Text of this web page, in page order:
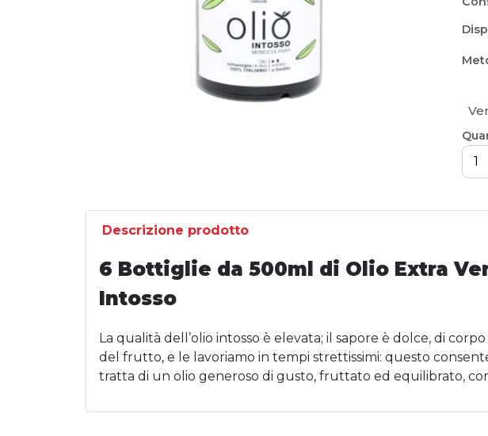
Descrizione prodotto
6 Bottiglie da 500ml di Olio Extra
Intosso
La qualità dell’olio intosso è elevata; il sapore è dolce, di
del frutto, e le lavoriamo in tempi strettissimi: questo
tratta di un olio generoso di gusto, fruttato ed equilibrato,